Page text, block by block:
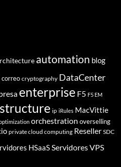
automation blog
correo cryptography DataCenter
enterprise F5 F5 EM
ip iRules MacVittie
orchestration overselling
private cloud computing Reseller SDC
HSaaSServidores VPS